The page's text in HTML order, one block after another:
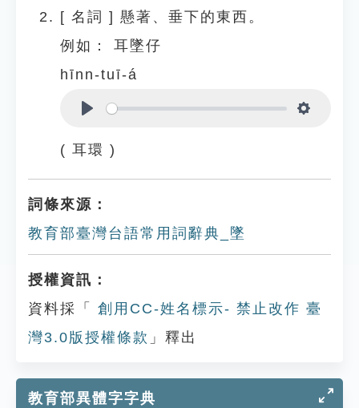
[ 名詞 ] 懸著、垂下的東西。
例如：
耳墜仔
hīnn-tuī-á
( 耳環 )
詞條來源：
教育部臺灣台語常用詞辭典_墜
授權資訊：
資料採「
創用CC-姓名標示- 禁止改作 臺
灣3.0版授權條款 」釋出
教育部異體字字典